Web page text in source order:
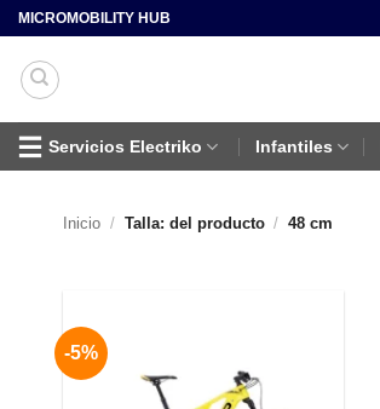
Saltar
contenido
MICROMOBILITY HUB
Servicios Electriko Infantiles
Inicio / Talla: del producto / 48 cm
-5%